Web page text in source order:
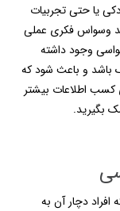
یا حتی تجربیات
وسواس فکری عملی
وجود داشته
باشد و باعث شود که
اطلاعات بیشتر
بگیرید.
دچار آن به